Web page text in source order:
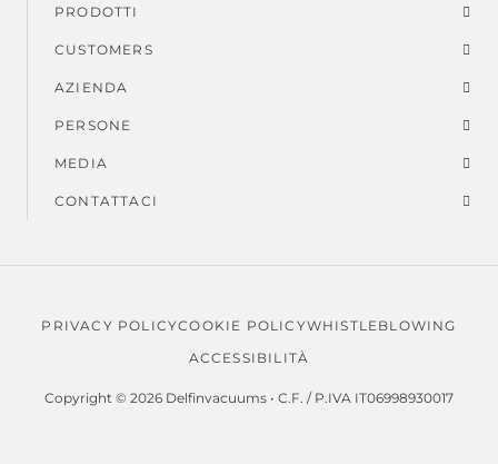
di
piè
di
pagina
PRODOTTI
CUSTOMERS
AZIENDA
PERSONE
MEDIA
CONTATTACI
Copyright © 2026 Delfinvacuums • C.F. / P.IVA IT06998930017
legali
PRIVACY POLICYCOOKIE POLICYWHISTLEBLOWING
ACCESSIBILITÀ